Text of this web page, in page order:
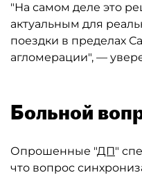
"На самом деле это
актуальным для
поездки в пределах
агломерации", —
Больной
Опрошенные "ДП"
что вопрос